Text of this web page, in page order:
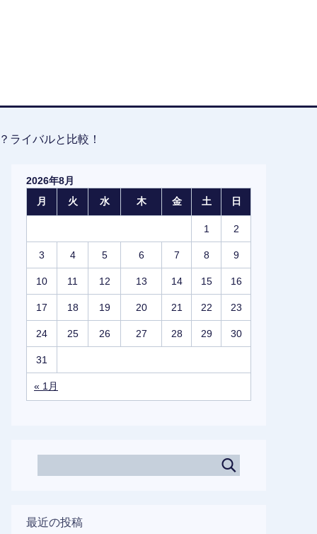
ライバルと比較！
2026年8月
月
火 水 木 金 土 日
« 1月
1 2
3 4 5 6 7 8 9
10 11 12 13 14 15 16
17 18 19 20 21 22 23
24 25 26 27 28 29 30
31
最近の投稿